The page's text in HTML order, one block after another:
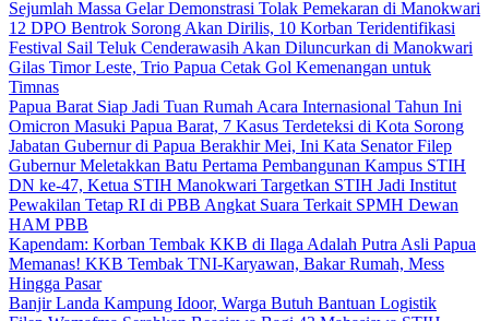
Sejumlah Massa Gelar Demonstrasi Tolak Pemekaran di Manokwari
12 DPO Bentrok Sorong Akan Dirilis, 10 Korban Teridentifikasi
Festival Sail Teluk Cenderawasih Akan Diluncurkan di Manokwari
Gilas Timor Leste, Trio Papua Cetak Gol Kemenangan untuk
Timnas
Papua Barat Siap Jadi Tuan Rumah Acara Internasional Tahun Ini
Omicron Masuki Papua Barat, 7 Kasus Terdeteksi di Kota Sorong
Jabatan Gubernur di Papua Berakhir Mei, Ini Kata Senator Filep
Gubernur Meletakkan Batu Pertama Pembangunan Kampus STIH
DN ke-47, Ketua STIH Manokwari Targetkan STIH Jadi Institut
Pewakilan Tetap RI di PBB Angkat Suara Terkait SPMH Dewan
HAM PBB
Kapendam: Korban Tembak KKB di Ilaga Adalah Putra Asli Papua
Memanas! KKB Tembak TNI-Karyawan, Bakar Rumah, Mess
Hingga Pasar
Banjir Landa Kampung Idoor, Warga Butuh Bantuan Logistik